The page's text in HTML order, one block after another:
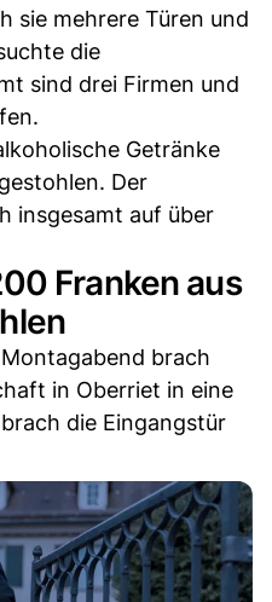
sie mehrere Türen und
die
sind drei Firmen und
Getränke
Der
insgesamt auf über
Franken aus
brach
in Oberriet in eine
die Eingangstür